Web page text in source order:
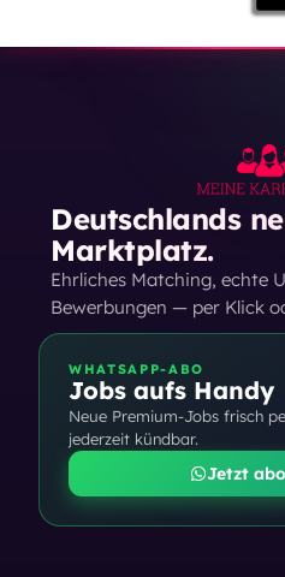
Deutschlands
Marktplatz.
Ehrliches Matching, echte
Bewerbungen — per Klick
WHATSAPP-ABO
Jobs aufs Handy
Neue Premium-Jobs frisch
jederzeit kündbar.
Jetzt